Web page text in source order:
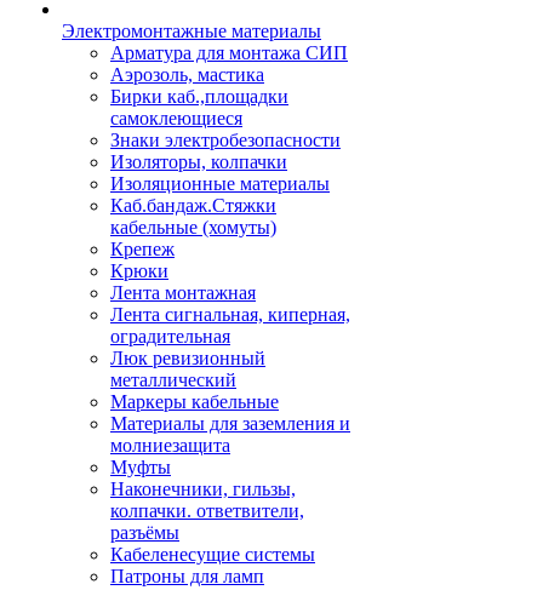
Электромонтажные материалы
Арматура для монтажа СИП
Аэрозоль, мастика
Бирки каб.,площадки
самоклеющиеся
Знаки электробезопасности
Изоляторы, колпачки
Изоляционные материалы
Каб.бандаж.Стяжки
кабельные (хомуты)
Крепеж
Крюки
Лента монтажная
Лента сигнальная, киперная,
оградительная
Люк ревизионный
металлический
Маркеры кабельные
Материалы для заземления и
молниезащита
Муфты
Наконечники, гильзы,
колпачки. ответвители,
разъёмы
Кабеленесущие системы
Патроны для ламп